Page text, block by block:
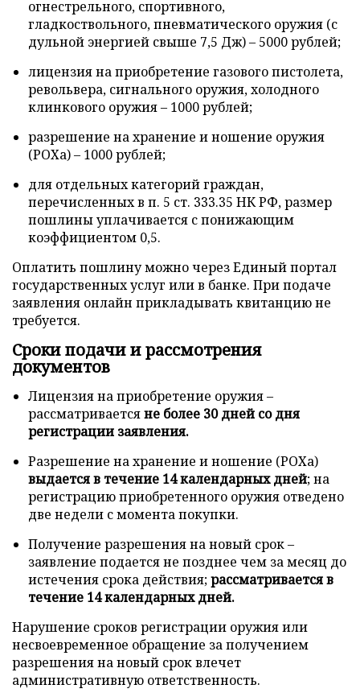
огнестрельного, спортивного,
гладкоствольного, пневматического оружия (с
дульной энергией свыше 7,5 Дж) – 5000 рублей;
лицензия на приобретение газового пистолета,
револьвера, сигнального оружия, холодного
клинкового оружия – 1000 рублей;
разрешение на хранение и ношение оружия
(РОХа) – 1000 рублей;
для отдельных категорий граждан,
перечисленных в п. 5 ст. 333.35 НК РФ, размер
пошлины уплачивается с понижающим
коэффициентом 0,5.
Оплатить пошлину можно через Единый портал
государственных услуг или в банке. При подаче
заявления онлайн прикладывать квитанцию не
требуется.
Сроки подачи и рассмотрения
документов
Лицензия на приобретение оружия –
рассматриваетсяне более 30 дней со дня
регистрации заявления.
Разрешение на хранение и ношение (РОХа)
выдается в течение 14 календарных дней; на
регистрацию приобретенного оружия отведено
две недели с момента покупки.
Получение разрешения на новый срок –
заявление подается не позднее чем за месяц до
истечения срока действия;рассматривается в
течение 14 календарных дней.
Нарушение сроков регистрации оружия или
несвоевременное обращение за получением
разрешения на новый срок влечет
административную ответственность.